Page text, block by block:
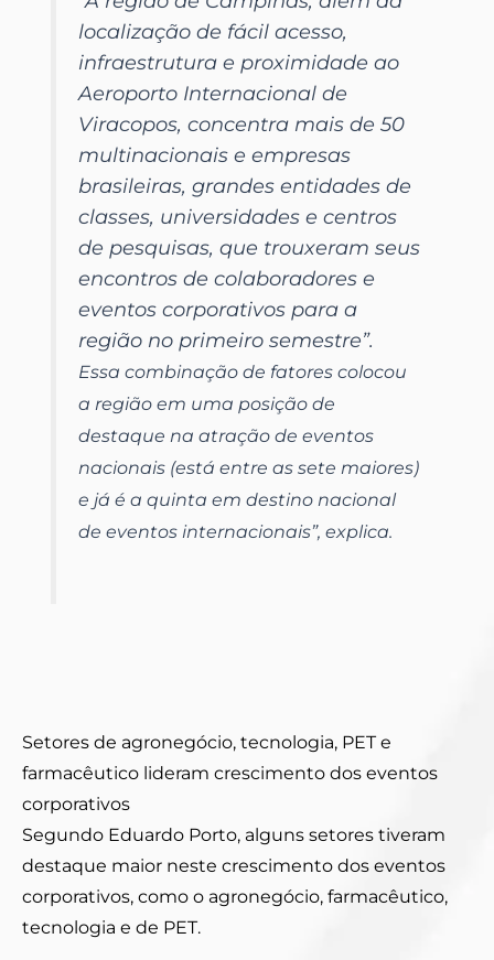
localização de fácil acesso,
infraestrutura e proximidade ao
Aeroporto Internacional de
Viracopos, concentra mais de 50
multinacionais e empresas
brasileiras, grandes entidades de
classes, universidades e centros
de pesquisas, que trouxeram seus
encontros de colaboradores e
eventos corporativos para a
região no primeiro semestre”.
Essa combinação de fatores colocou
a região em uma posição de
destaque na atração de eventos
nacionais (está entre as sete maiores)
e já é a quinta em destino nacional
de eventos internacionais”, explica.
Setores de agronegócio, tecnologia, PET e
farmacêutico lideram crescimento dos eventos
corporativos
Segundo Eduardo Porto, alguns setores tiveram
destaque maior neste crescimento dos eventos
corporativos, como o agronegócio, farmacêutico,
tecnologia e de PET.